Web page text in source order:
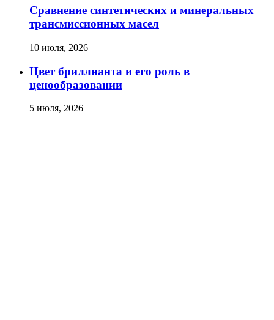
Сравнение синтетических и минеральных
трансмиссионных масел
10 июля, 2026
Цвет бриллианта и его роль в
ценообразовании
5 июля, 2026